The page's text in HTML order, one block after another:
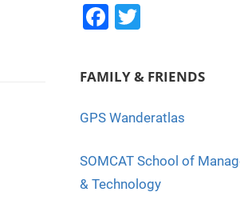
F
c
b
o
k
T
tt
FAMILY & FRIENDS
GPS Wanderatlas
SOMCAT School of
& Technology